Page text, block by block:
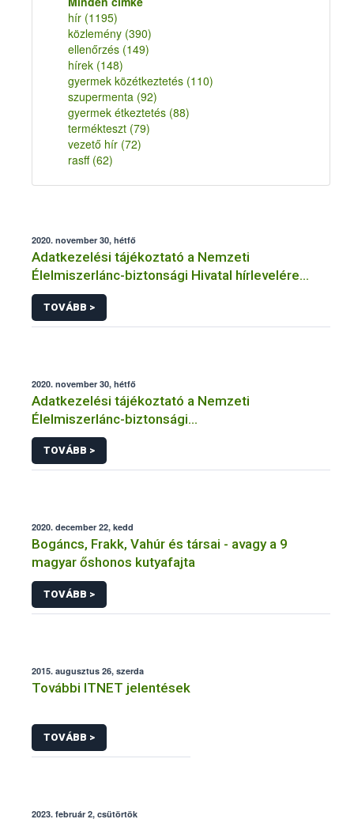
hír (1195)
közlemény (390)
ellenőrzés (149)
hírek (148)
gyermek közétkeztetés (110)
szupermenta (92)
gyermek étkeztetés (88)
termékteszt (79)
vezető hír (72)
rasff (62)
2020. november 30, hétfő
Adatkezelési tájékoztató a Nemzeti
Élelmiszerlánc-biztonsági Hivatal hírlevelére
történő regisztrációhoz kapcsolódó
adatkezelések vonatkozásában
TOVÁBB >
2020. november 30, hétfő
Adatkezelési tájékoztató a Nemzeti
Élelmiszerlánc-biztonsági
Hivatal tevékenységéhez kötődő érintetti jogok
gyakorlásával összefüggő adatkezeléseihez
TOVÁBB >
2020. december 22, kedd
Bogáncs, Frakk, Vahúr és társai - avagy a 9
magyar őshonos kutyafajta
TOVÁBB >
2015. augusztus 26, szerda
További ITNET jelentések
TOVÁBB >
2023. február 2, csütörtök